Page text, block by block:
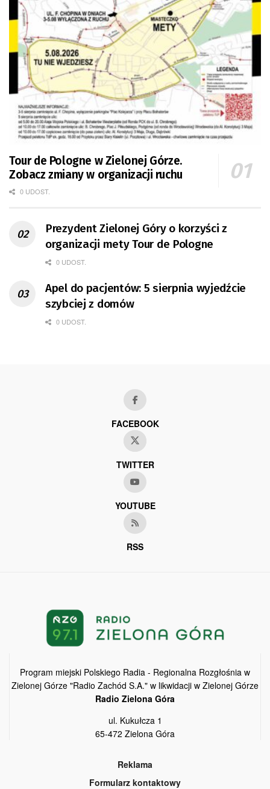
Tour de Pologne w Zielonej Górze.
Zobacz zmiany w organizacji ruchu
0 UDOST.
Prezydent Zielonej Góry o korzyści z
organizacji mety Tour de Pologne
0 UDOST.
Apel do pacjentów: 5 sierpnia wyjedźcie
szybciej z domów
0 UDOST.
FACEBOOK
TWITTER
YOUTUBE
RSS
Program miejski Polskiego Radia - Regionalna Rozgłośnia w
Zielonej Górze "Radio Zachód S.A." w likwidacji w Zielonej Górze
Radio Zielona Góra
ul. Kukułcza 1
65-472 Zielona Góra
Reklama
Formularz kontaktowy